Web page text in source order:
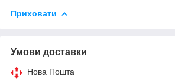
Приховати
Умови доставки
Нова Пошта